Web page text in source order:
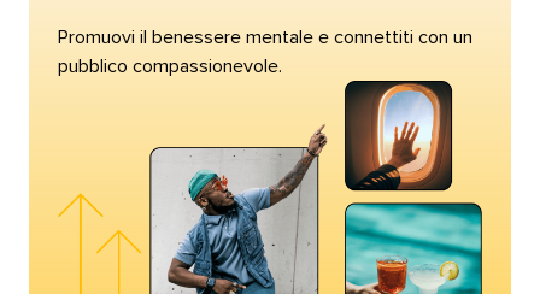
Promuovi il benessere mentale e connettiti con un
pubblico compassionevole.​​